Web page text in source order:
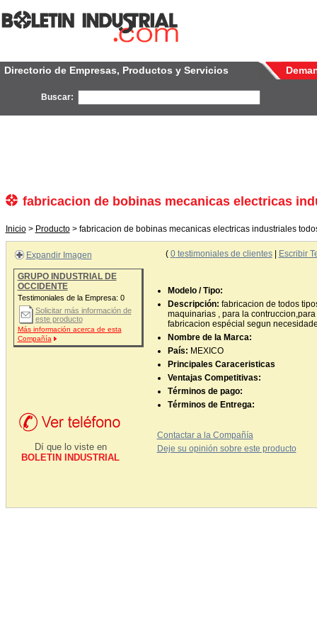
Directorio de Empresas, Productos y Servicios
Buscar:
fabricacion de bobinas mecanicas electricas
Inicio> Producto> fabricacion de bobinas mecanicas electricas industriales
Expandir Imagen
GRUPO INDUSTRIAL DE
OCCIDENTE
Testimoniales de la Empresa: 0
Solicitar más información de
este producto
Más información acerca de esta
Compañía
Dí que lo viste en
BOLETIN INDUSTRIAL
( 0testimoniales de clientes| Escribir
Modelo / Tipo:
Descripción: fabricacion de todos
maquinarias , para la
fabricacion espécial segun
Nombre de la Marca:
País: MEXICO
Principales Caraceristicas
Ventajas Competitivas:
Términos de pago:
Términos de Entrega:
Contactar a la Compañía
Deje su opinión sobre este producto